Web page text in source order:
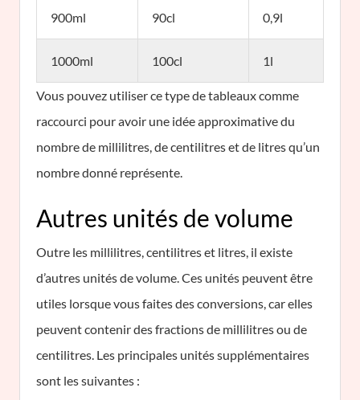
900ml 90cl 0,9l
1000ml 100cl 1l
Vous pouvez utiliser ce type de tableaux comme
raccourci pour avoir une idée approximative du
nombre de millilitres, de centilitres et de litres qu’un
nombre donné représente.
Autres unités de volume
Outre les millilitres, centilitres et litres, il existe
d’autres unités de volume. Ces unités peuvent être
utiles lorsque vous faites des conversions, car elles
peuvent contenir des fractions de millilitres ou de
centilitres. Les principales unités supplémentaires
sont les suivantes :